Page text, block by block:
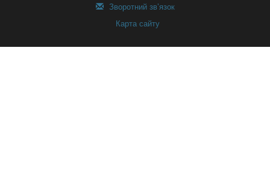
Зворотний зв’язок
Карта сайту